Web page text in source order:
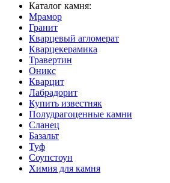
Каталог камня:
Мрамор
Гранит
Кварцевый агломерат
Кварцекерамика
Травертин
Оникс
Кварцит
Лабрадорит
Купить известняк
Полудрагоценные камни
Сланец
Базальт
Туф
Соупстоун
Химия для камня